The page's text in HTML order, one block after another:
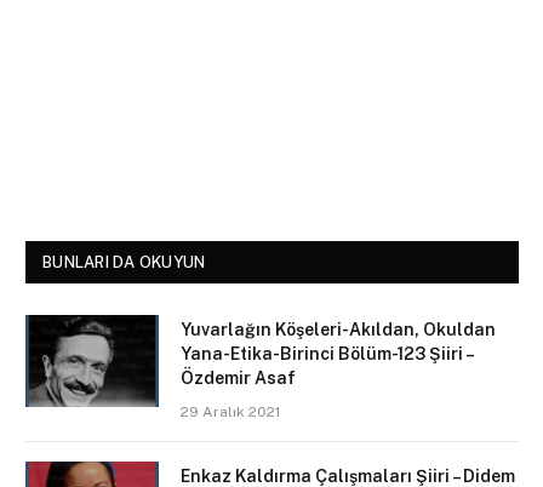
BUNLARI DA OKUYUN
Yuvarlağın Köşeleri-Akıldan, Okuldan
Yana-Etika-Birinci Bölüm-123 Şiiri –
Özdemir Asaf
29 Aralık 2021
Enkaz Kaldırma Çalışmaları Şiiri – Didem